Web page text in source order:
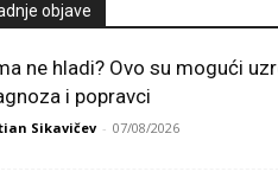
objave
ne hladi? Ovo su mogući
i popravci
Sikavičev - 07/08/2026